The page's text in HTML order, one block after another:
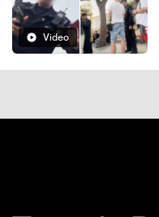
Video